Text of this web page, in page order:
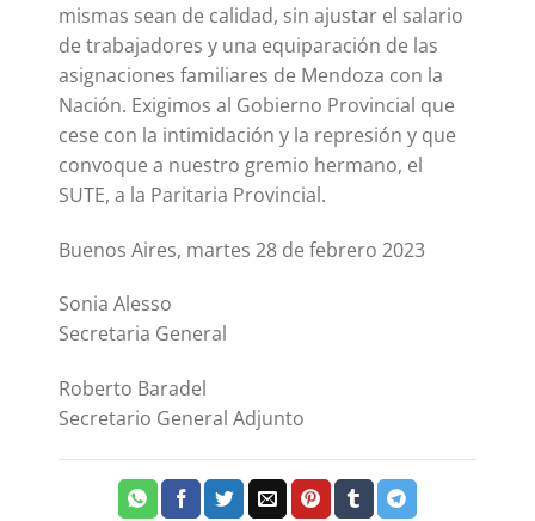
mismas sean de calidad, sin ajustar el salario
de trabajadores y una equiparación de las
asignaciones familiares de Mendoza con la
Nación. Exigimos al Gobierno Provincial que
cese con la intimidación y la represión y que
convoque a nuestro gremio hermano, el
SUTE, a la Paritaria Provincial.
Buenos Aires, martes 28 de febrero 2023
Sonia Alesso
Secretaria General
Roberto Baradel
Secretario General Adjunto